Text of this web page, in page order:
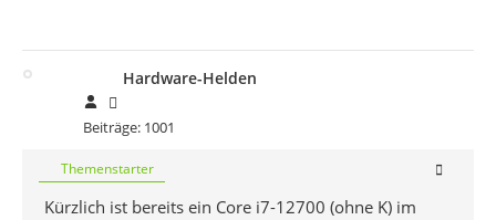
Hardware-Helden
Beiträge: 1001
Themenstarter
Kürzlich ist bereits ein Core i7-12700 (ohne K) im